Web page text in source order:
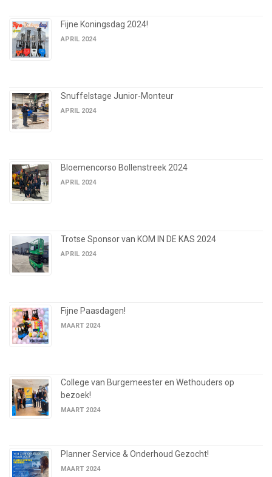
Fijne Koningsdag 2024!
APRIL 2024
Snuffelstage Junior-Monteur
APRIL 2024
Bloemencorso Bollenstreek 2024
APRIL 2024
Trotse Sponsor van KOM IN DE KAS 2024
APRIL 2024
Fijne Paasdagen!
MAART 2024
College van Burgemeester en Wethouders op
bezoek!
MAART 2024
Planner Service & Onderhoud Gezocht!
MAART 2024